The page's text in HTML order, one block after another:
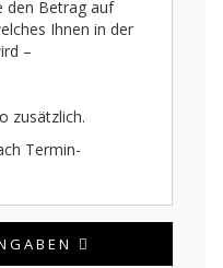
den Betrag auf
Ihnen in der
–
zusätzlich.
Termin-